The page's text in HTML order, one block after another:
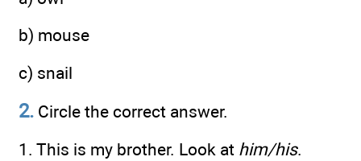
b) mouse
c) snail
2. Circle the correct answer.
1. This is my brother. Look at him/his.